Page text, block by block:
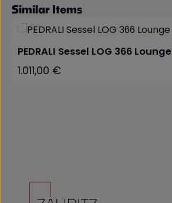
Produktgalerie überspringen
Similar Items
PEDRALI Sessel LOG 366 Lounge
Regulärer Preis:
1.011,00 €